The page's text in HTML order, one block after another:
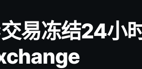
易冻结24小